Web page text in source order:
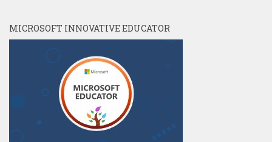
MICROSOFT INNOVATIVE EDUCATOR